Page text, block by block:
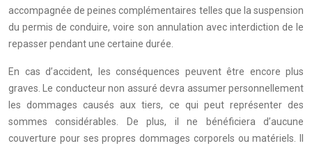
accompagnée de peines complémentaires telles que la suspension
du permis de conduire, voire son annulation avec interdiction de le
repasser pendant une certaine durée.
En cas d’accident, les conséquences peuvent être encore plus
graves. Le conducteur non assuré devra assumer personnellement
les dommages causés aux tiers, ce qui peut représenter des
sommes considérables. De plus, il ne bénéficiera d’aucune
couverture pour ses propres dommages corporels ou matériels. Il